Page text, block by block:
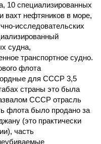
10 специализированных
вахт нефтяников в море,
исследовательских
судна,
транспортное судно.
флота
для СССР 3,5
страны это была
СССР отрасль
флота было продано за
(это практически
часть